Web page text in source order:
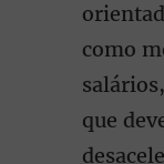
como
que